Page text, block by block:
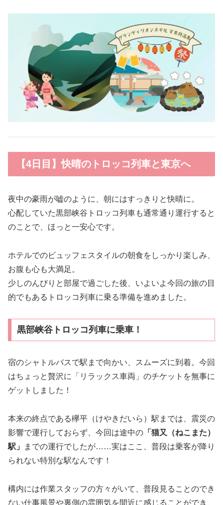
【4日目】快晴のトロッコ列車と東京へ
夜中の豪雨が嘘のように、朝にはすっきりと快晴に。
心配していた黒部峡谷トロッコ列車も通常通り運行すると
のことで、ほっと一安心です。
ホテルでのビュッフェスタイルの朝食をしっかり楽しみ、
お腹も心も大満足。
少しのんびりと部屋で過ごした後、いよいよ今回の旅の目
的でもあるトロッコ列車に乗る準備を進めました。
黒部峡谷トロッコ列車に乗車！
宿のシャトルバスで駅まで向かい、スムーズに到着。今回
はちょっと贅沢に「リラックス車両」のチケットを無事に
ゲットしました！
本来の終点である欅平（けやきだいら）駅までは、震災の
影響で運行しておらず、今回は途中の 「猫又（ねこまた）
駅」
までの運行でしたが……実はここ、普段は乗客が降り
られない特別な駅なんです！
構内には作業スタッフの方々がいて、普段見ることのでき
ない仕事風景や裏側の雰囲気を間近に感じることができ、